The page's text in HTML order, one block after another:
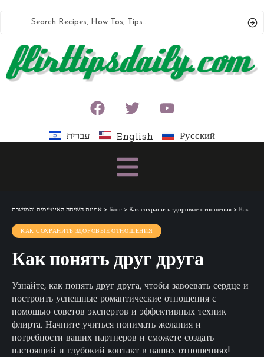
עברית English Русский
אמנות השיחה האינטימית והמושכת > Блог > Как сохранить здоровые отношения > Как понять друг друга
КАК СОХРАНИТЬ ЗДОРОВЫЕ ОТНОШЕНИЯ
Как понять друг друга
Узнайте, как понять друг друга, чтобы завоевать сердце и
построить успешные романтические отношения с
помощью советов экспертов и эффективных техник
флирта. Начните учиться понимать желания и
потребности ваших партнеров и сможете создать
настоящий и глубокий контакт в ваших отношениях!